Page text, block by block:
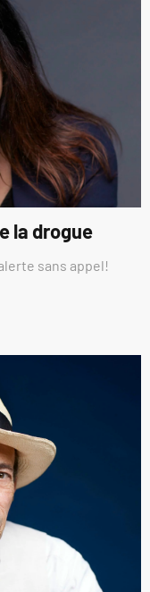
la drogue
sans appel!